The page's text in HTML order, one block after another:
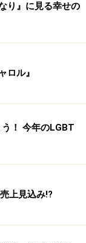
り』に見る幸せの
ロル』
！ 今年のLGBT
上見込み!?